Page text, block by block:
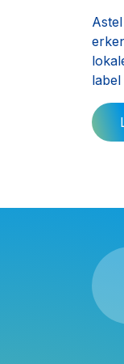
label